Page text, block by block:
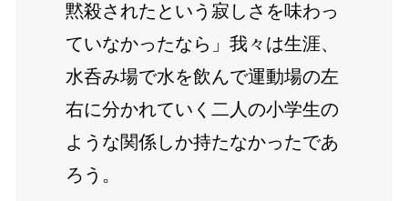
黙殺されたという寂しさを味わっ
ていなかったなら」我々は生涯、
水呑み場で水を飲んで運動場の左
右に分かれていく二人の小学生の
ような関係しか持たなかったであ
ろう。